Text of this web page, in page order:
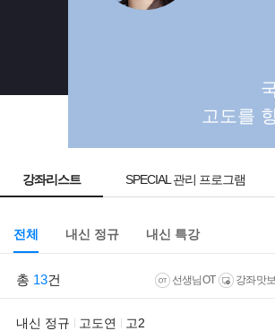
고도를
강좌리스트 SPECIAL 관리 프로그램
전체 내신 정규 내신 특강
총 13건 선생님 OT 강좌 맛
내신 정규 고도연 고2